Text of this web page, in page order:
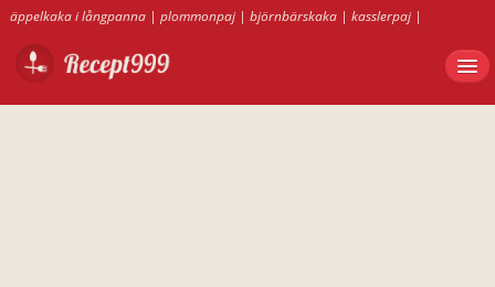
äppelkaka i långpanna| plommonpaj| björnbärskaka| kasslerpaj|
arraksbollar
bananpaj |
plommonmarmelad recept